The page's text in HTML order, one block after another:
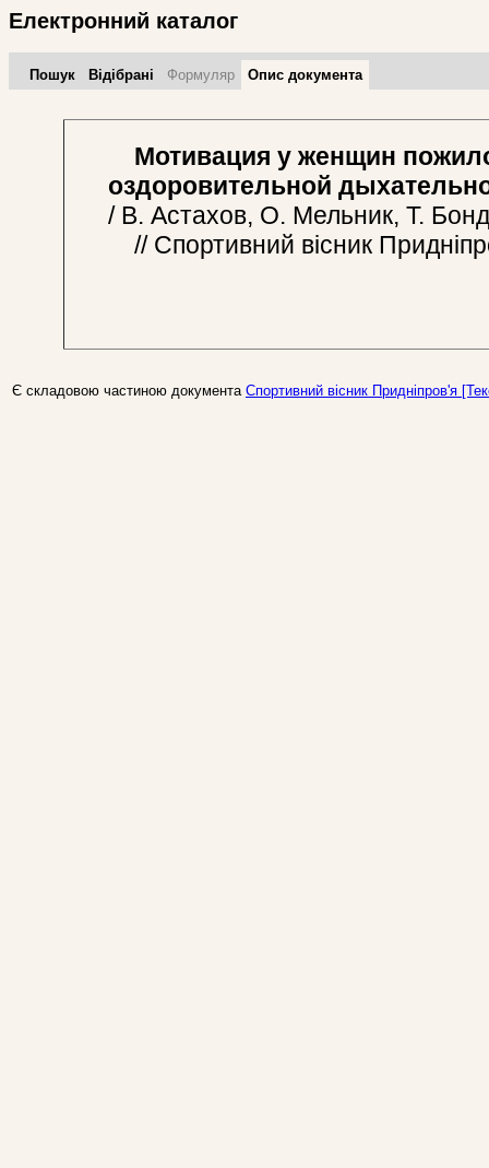
Електронний каталог
Пошук Відібрані Формуляр Опис документа
Мотивация у женщин
оздоровительной
/ В. Астахов, О. Мельник, Т.
// Спортивний вісник
Є складовою частиною документа Спортивний вісник Придніпров'я